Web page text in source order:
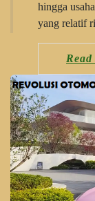
hingga
yang relatif